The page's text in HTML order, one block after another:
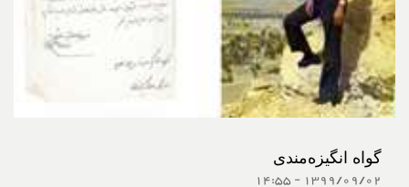
گواه انگیزه‌مندی
1399/09/02 - 14:55